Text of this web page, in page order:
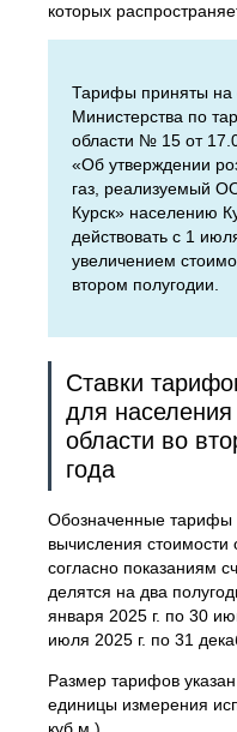
которых
Тарифы приняты на
Министерства по
области № 15 от
«Об утверждении
газ, реализуемый
Курск» населению
действовать с 1
увеличением
втором полугодии.
Ставки
для населения
области во
года
Обозначенные тарифы
вычисления стоимости
согласно показаниям
делятся на два
января 2025 г. по 30
июля 2025 г. по 31
Размер тарифов
единицы измерения